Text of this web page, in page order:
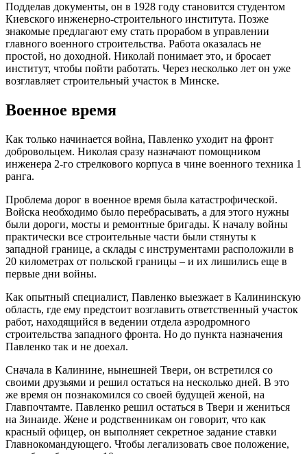
Подделав документы, он в 1928 году становится студентом
Киевского инженерно-строительного института. Позже
знакомые предлагают ему стать прорабом в управлении
главного военного строительства. Работа оказалась не
простой, но доходной. Николай понимает это, и бросает
институт, чтобы пойти работать. Через несколько лет он уже
возглавляет строительный участок в Минске.
Военное время
Как только начинается война, Павленко уходит на фронт
добровольцем. Николая сразу назначают помощником
инженера 2-го стрелкового корпуса в чине военного техника 1
ранга.
Проблема дорог в военное время была катастрофической.
Войска необходимо было перебрасывать, а для этого нужны
были дороги, мосты и ремонтные бригады. К началу войны
практически все строительные части были стянуты к
западной границе, а склады с инструментами расположили в
20 километрах от польской границы – и их лишились еще в
первые дни войны.
Как опытный специалист, Павленко выезжает в Калининскую
область, где ему предстоит возглавить ответственный участок
работ, находящийся в ведении отдела аэродромного
строительства западного фронта. Но до пункта назначения
Павленко так и не доехал.
Сначала в Калинине, нынешней Твери, он встретился со
своими друзьями и решил остаться на несколько дней. В это
же время он познакомился со своей будущей женой, на
Главпочтамте. Павленко решил остаться в Твери и жениться
на Зинаиде. Жене и родственникам он говорит, что как
красный офицер, он выполняет секретное задание ставки
Главнокомандующего. Чтобы легализовать свое положение,